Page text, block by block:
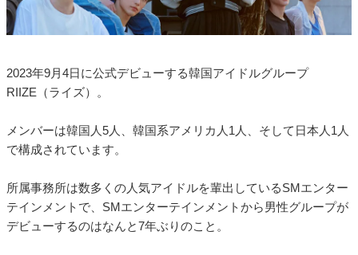
2023年9月4日に公式デビューする韓国アイドルグループ
RIIZE（ライズ）。
メンバーは韓国人5人、韓国系アメリカ人1人、そして日本人1人
で構成されています。
所属事務所は数多くの人気アイドルを輩出しているSMエンター
テインメントで、SMエンターテインメントから男性グループが
デビューするのはなんと7年ぶりのこと。